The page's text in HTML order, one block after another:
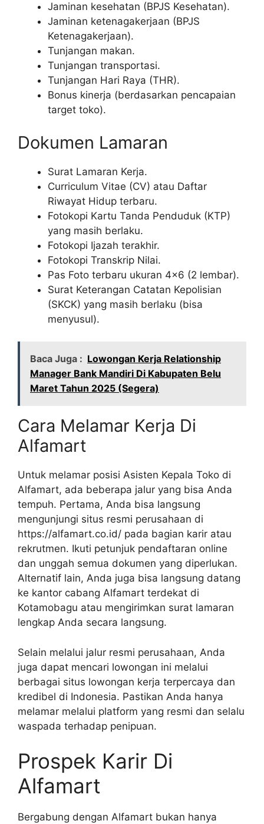
Jaminan kesehatan (BPJS Kesehatan).
Jaminan ketenagakerjaan (BPJS
Ketenagakerjaan).
Tunjangan makan.
Tunjangan transportasi.
Tunjangan Hari Raya (THR).
Bonus kinerja (berdasarkan pencapaian
target toko).
Dokumen Lamaran
Surat Lamaran Kerja.
Curriculum Vitae (CV) atau Daftar
Riwayat Hidup terbaru.
Fotokopi Kartu Tanda Penduduk (KTP)
yang masih berlaku.
Fotokopi Ijazah terakhir.
Fotokopi Transkrip Nilai.
Pas Foto terbaru ukuran 4×6 (2 lembar).
Surat Keterangan Catatan Kepolisian
(SKCK) yang masih berlaku (bisa
menyusul).
Baca Juga : Lowongan Kerja Relationship
Manager Bank Mandiri Di Kabupaten Belu
Maret Tahun 2025 (Segera)
Cara Melamar Kerja Di
Alfamart
Untuk melamar posisi Asisten Kepala Toko di
Alfamart, ada beberapa jalur yang bisa Anda
tempuh. Pertama, Anda bisa langsung
mengunjungi situs resmi perusahaan di
https://alfamart.co.id/ pada bagian karir atau
rekrutmen. Ikuti petunjuk pendaftaran online
dan unggah semua dokumen yang diperlukan.
Alternatif lain, Anda juga bisa langsung datang
ke kantor cabang Alfamart terdekat di
Kotamobagu atau mengirimkan surat lamaran
lengkap Anda secara langsung.
Selain melalui jalur resmi perusahaan, Anda
juga dapat mencari lowongan ini melalui
berbagai situs lowongan kerja terpercaya dan
kredibel di Indonesia. Pastikan Anda hanya
melamar melalui platform yang resmi dan selalu
waspada terhadap penipuan.
Prospek Karir Di
Alfamart
Bergabung dengan Alfamart bukan hanya